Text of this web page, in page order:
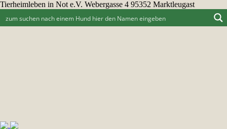
Tierheimleben in Not e.V. Webergasse 4 95352 Marktleugast